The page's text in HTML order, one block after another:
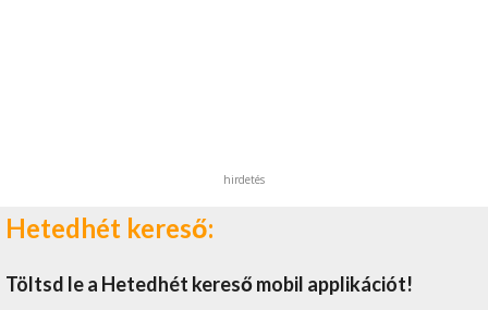
hirdetés
Hetedhét kereső:
Töltsd le a Hetedhét kereső mobil applikációt!